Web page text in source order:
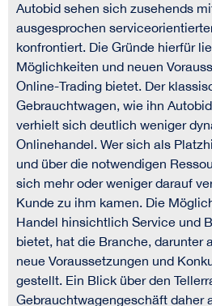
Autobid sehen sich zusehends
ausgesprochen
konfrontiert. Die Gründe hierfür
Möglichkeiten und neuen
Online-Trading bietet. Der
Gebrauchtwagen, wie ihn
verhielt sich deutlich weniger
Onlinehandel. Wer sich als
und über die notwendigen
sich mehr oder weniger darauf
Kunde zu ihm kamen. Die
Handel hinsichtlich Service und
bietet, hat die Branche, darunter
neue Voraussetzungen und
gestellt. Ein Blick über den
Gebrauchtwagengeschäft daher